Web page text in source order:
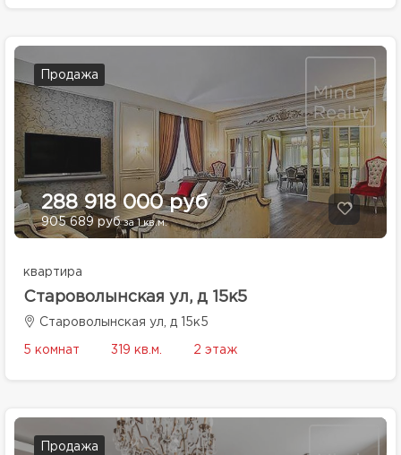
Продажа
288 918 000 руб
905 689 рубза 1 кв.м.
квартира
Староволынская ул, д 15к5
Староволынская ул, д 15к5
5 комнат 319 кв.м. 2 этаж
Продажа